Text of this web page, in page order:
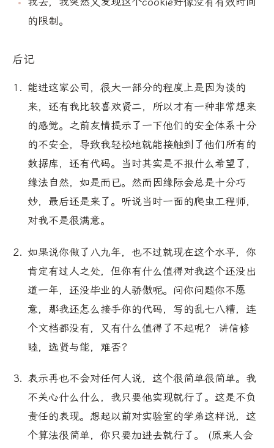
的限制。
后记
能进这家公司，很大一部分的程度上是因为谈的
来，还有我比较喜欢贤二，所以才有一种非常想来
的感觉。之前友情提示了一下他们的安全体系十分
的不安全，导致我轻松地就能接触到了他们所有的
数据库，还有代码。当时其实是不报什么希望了，
缘法自然，如是而已。然而因缘际会总是十分巧
妙，最后还是来了。听说当时一面的爬虫工程师，
对我不是很满意。
如果说你做了八九年，也不过就现在这个水平，你
肯定有过人之处，但你有什么值得对我这个还没出
道一年，还没毕业的人骄傲呢。问你问题你不愿
意，那我还怎么接手你的代码，写的乱七八糟，连
个文档都没有，又有什么值得了不起呢？ 讲信修
睦，选贤与能，难否?
表示再也不会对任何人说，这个很简单很简单。我
不关心什么什么，我只要他实现就行了。这是不负
责任的表现。想起以前对实验室的学弟这样说，这
个算法很简单，你只要加进去就行了。 (原来人会